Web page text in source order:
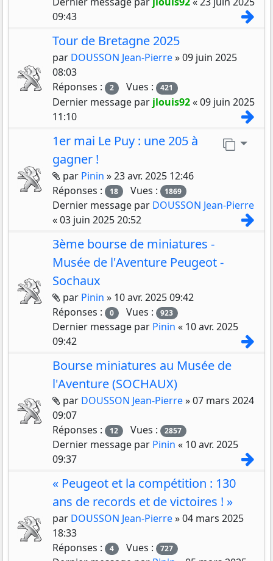
09:43
Tour de Bretagne 2025
par DOUSSON Jean-Pierre»09 juin 2025
08:03
Réponses :
2 Vues : 421
Dernier message par jlouis92«09 juin 2025
11:10
Aller
1er mai Le Puy : une 205 à
gagner !
Pièces jointes
par Pinin »23 avr. 2025 12:46
Réponses :
18 Vues : 1869
Dernier message par DOUSSON Jean-Pierre
«03 juin 2025 20:52
3ème bourse de miniatures -
Musée de l'Aventure Peugeot -
Sochaux
Pièces jointes
par Pinin » 10 avr. 2025 09:42
Réponses :
0 Vues : 923
Dernier message par Pinin « 10 avr. 2025
09:42
Bourse miniatures au Musée de
l'Aventure (SOCHAUX)
Pièces jointes
par DOUSSON Jean-Pierre»07 mars 2024
09:07
Réponses :
12 Vues : 2857
Dernier message par Pinin « 10 avr. 2025
09:37
« Peugeot et la compétition : 130
ans de records et de victoires ! »
par DOUSSON Jean-Pierre»04 mars 2025
18:33
Réponses :
4 Vues : 727